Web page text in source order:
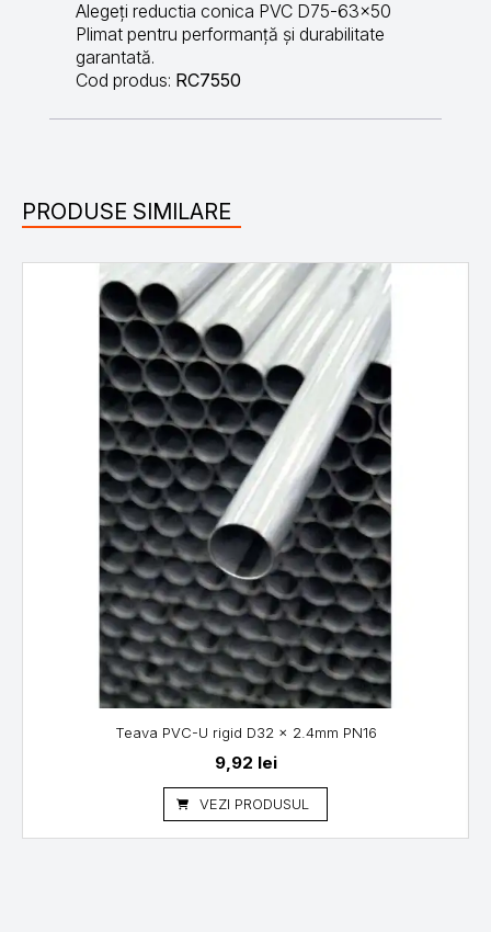
Alegeți reductia conica PVC D75-63×50
Plimat pentru performanță și durabilitate
garantată.
Cod produs: RC7550
PRODUSE SIMILARE
Teava PVC-U rigid D32 x 2.4mm PN16
9,92 lei
VEZI PRODUSUL